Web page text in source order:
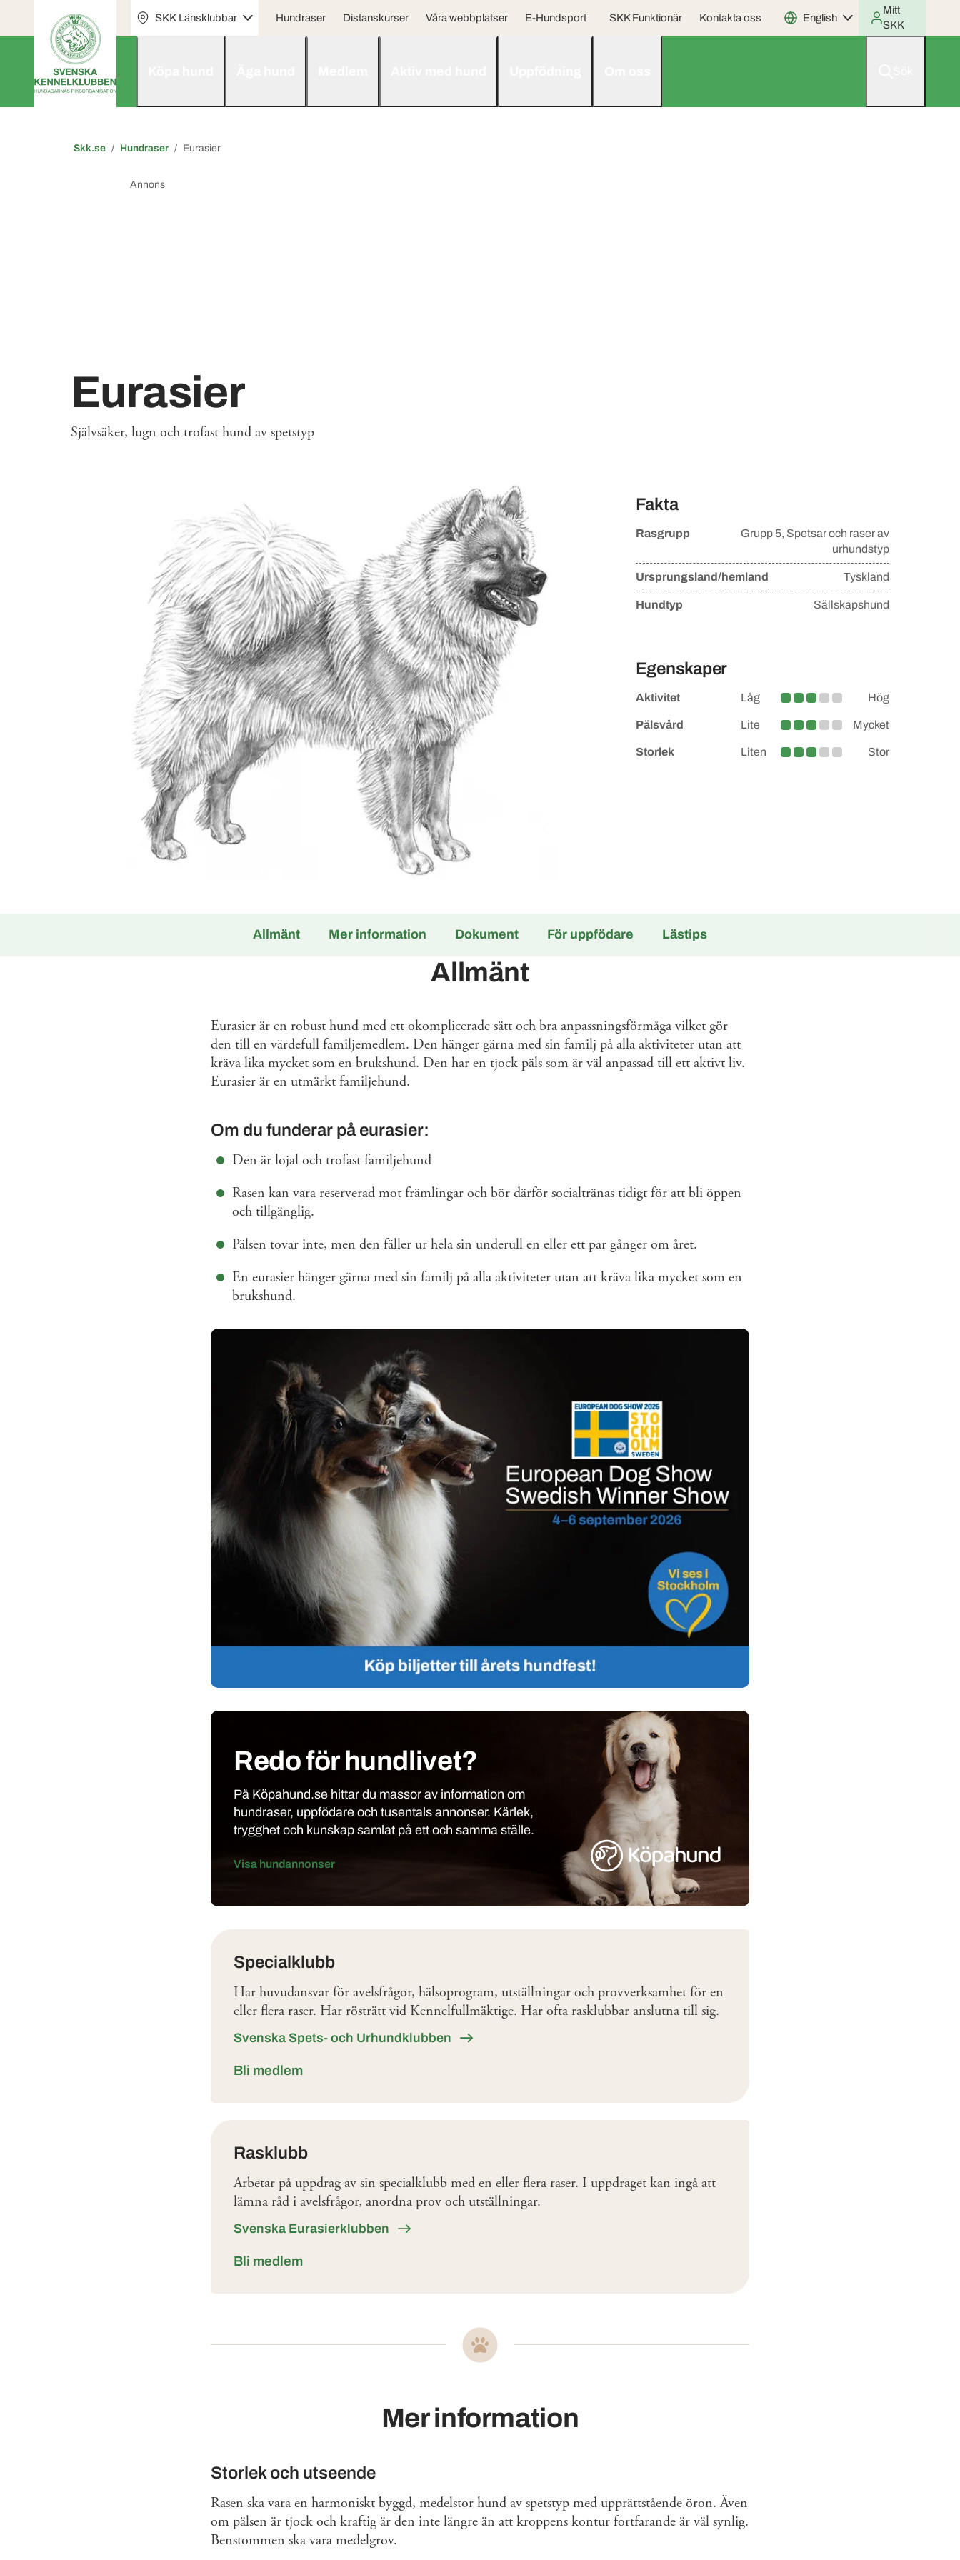
SKK Länsklubbar Hundraser Distanskurser Våra webbplatser E-Hundsport SKK Funktionär Kontakta oss English
Mitt
SKK
Skk.se Hundraser Eurasier
Annons
Eurasier
Självsäker, lugn och trofast hund av spetstyp
Fakta
Rasgrupp Grupp 5, Spetsar och raser av
urhundstyp
Ursprungsland/hemland Tyskland
Hundtyp Sällskapshund
Egenskaper
Aktivitet Låg
Medel
Hög
Pälsvård Lite
Medel
Mycket
Storlek Liten
Medel
Stor
Allmänt Mer information Dokument För uppfödare Lästips
Allmänt
Eurasier är en robust hund med ett okomplicerade sätt och bra anpassningsförmåga vilket gör
den till en värdefull familjemedlem. Den hänger gärna med sin familj på alla aktiviteter utan att
kräva lika mycket som en brukshund. Den har en tjock päls som är väl anpassad till ett aktivt liv.
Eurasier är en utmärkt familjehund.
Om du funderar på eurasier:
Den är lojal och trofast familjehund
Rasen kan vara reserverad mot främlingar och bör därför socialtränas tidigt för att bli öppen
och tillgänglig.
Pälsen tovar inte, men den fäller ur hela sin underull en eller ett par gånger om året.
En eurasier hänger gärna med sin familj på alla aktiviteter utan att kräva lika mycket som en
brukshund.
Redo för hundlivet?
På Köpahund.se hittar du massor av information om
hundraser, uppfödare och tusentals annonser. Kärlek,
trygghet och kunskap samlat på ett och samma ställe.
Visa hundannonser
Specialklubb
Har huvudansvar för avelsfrågor, hälsoprogram, utställningar och provverksamhet för en
eller flera raser. Har rösträtt vid Kennelfullmäktige. Har ofta rasklubbar anslutna till sig.
Svenska Spets- och Urhundklubben
Bli medlem
Rasklubb
Arbetar på uppdrag av sin specialklubb med en eller flera raser. I uppdraget kan ingå att
lämna råd i avelsfrågor, anordna prov och utställningar.
Svenska Eurasierklubben
Bli medlem
Mer information
Storlek och utseende
Rasen ska vara en harmoniskt byggd, medelstor hund av spetstyp med upprättstående öron. Även
om pälsen är tjock och kraftig är den inte längre än att kroppens kontur fortfarande är väl synlig.
Benstommen ska vara medelgrov.